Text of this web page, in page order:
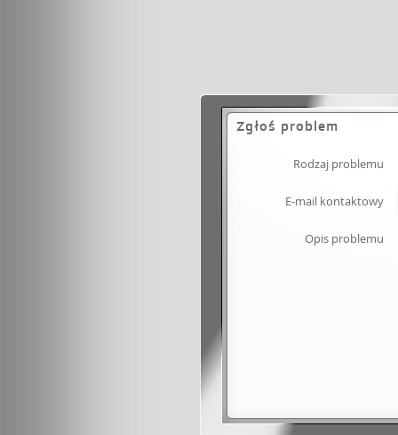
Zgłoś problem
Rodzaj problemu
E-mail kontaktowy
Opis problemu